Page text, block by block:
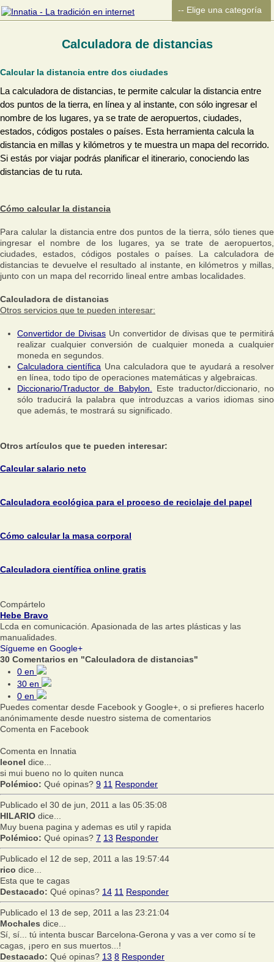
Calculadora de distancias
Calcular la distancia entre dos ciudades
La calculadora de distancias, te permite calcular la distancia entre
dos puntos de la tierra, en línea y al instante, con sólo ingresar el
nombre de los lugares, ya se trate de aeropuertos, ciudades,
estados, códigos postales o países. Esta herramienta calcula la
distancia en millas y kilómetros y te muestra un mapa del recorrido.
Si estás por viajar podrás planificar el itinerario, conociendo las
distancias de tu ruta.
Cómo calcular la distancia
Para calular la distancia entre dos puntos de la tierra, sólo tienes que
ingresar el nombre de los lugares, ya se trate de aeropuertos,
ciudades, estados, códigos postales o países. La calculadora de
distancias te devuelve el resultado al instante, en kilómetros y millas,
junto con un mapa del recorrido lineal entre ambas localidades.
Calculadora de distancias
Otros servicios que te pueden interesar:
Convertidor de Divisas Un convertidor de divisas que te permitirá
realizar cualquier conversión de cualquier moneda a cualquier
moneda en segundos.
Calculadora científica Una calculadora que te ayudará a resolver
en línea, todo tipo de operaciones matemáticas y algebraicas.
Diccionario/Traductor de Babylon.
Este traductor/diccionario, no
sólo traducirá la palabra que introduzcas a varios idiomas sino
que además, te mostrará su significado.
Otros artículos que te pueden interesar:
Calcular salario neto
Calculadora ecológica para el proceso de reciclaje del papel
Cómo calcular la masa corporal
Calculadora científica online gratis
Compártelo
Hebe Bravo
Lcda en comunicación. Apasionada de las artes plásticas y las
manualidades.
Sígueme en Google+
30 Comentarios en "Calculadora de distancias"
0 en
30 en
0 en
Puedes comentar desde Facebook y Google+, o si prefieres hacerlo
anónimamente desde nuestro sistema de comentarios
Comenta en Facebook
Comenta en Innatia
leonel dice...
si mui bueno no lo quiten nunca
Polémico: Qué opinas? 9 11 Responder
Publicado el 30 de jun, 2011 a las 05:35:08
HILARIO dice...
Muy buena pagina y ademas es util y rapida
Polémico: Qué opinas? 7 13 Responder
Publicado el 12 de sep, 2011 a las 19:57:44
rico dice...
Esta que te cagas
Destacado: Qué opinas? 14 11 Responder
Publicado el 13 de sep, 2011 a las 23:21:04
Mochales dice...
Sí, sí... tú intenta buscar Barcelona-Gerona y vas a ver como sí te
cagas, ¡pero en sus muertos...!
Destacado: Qué opinas? 13 8 Responder